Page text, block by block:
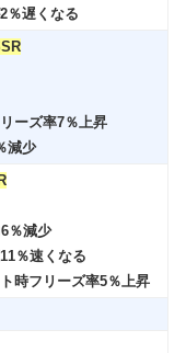
％遅くなる
ーズ率7％上昇
減少
％減少
％速くなる
時フリーズ率5％上昇